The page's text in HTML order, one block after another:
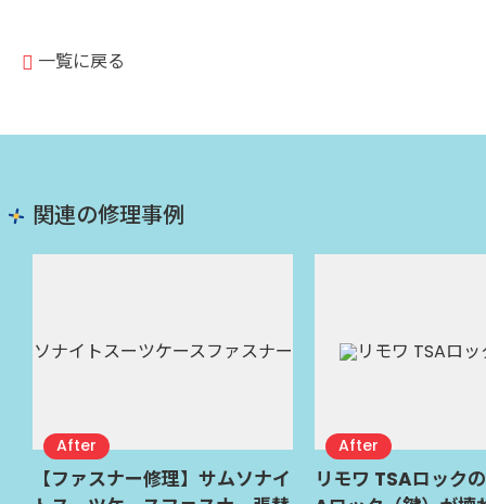
一覧に戻る
関連の修理事例
【ファスナー修理】サムソナイ
リモワ TSAロック